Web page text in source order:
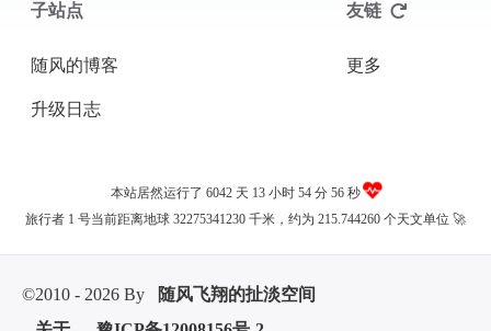
子站点
随风的博客
升级日志
友链
更多
本站居然运行了 6042 天 13 小时 54 分 57 秒
旅行者 1 号当前距离地球 32275341247 千米，约为 215.744260 个天文单位 🚀
©2010 - 2026 By
随风飞翔的扯淡空间